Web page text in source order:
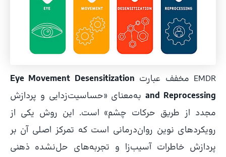
EMDR مخفف عبارت
Eye Movement Desensitization
and Reprocessingبه‌معنای «حساسیت‌زدایی و پردازش
مجدد از طریق حرکات چشم» است. این روش یکی از
رویکردهای نوین روان‌درمانی است که تمرکز اصلی آن بر
پردازش خاطرات آسیب‌زا و تجربه‌های حل‌نشده ذهنی